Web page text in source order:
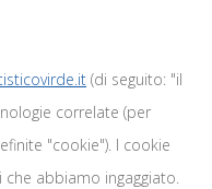
(di seguito: "il
correlate (per
"cookie"). I cookie
abbiamo ingaggiato.